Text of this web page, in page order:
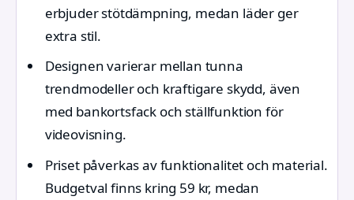
erbjuder stötdämpning, medan läder ger
extra stil.
Designen varierar mellan tunna
trendmodeller och kraftigare skydd, även
med bankortsfack och ställfunktion för
videovisning.
Priset påverkas av funktionalitet och material.
Budgetval finns kring 59 kr, medan